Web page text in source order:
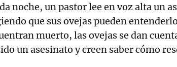
noche, un pastor lee en voz alta un
que sus ovejas pueden
muerto, las ovejas se dan
un asesinato y creen saber cómo